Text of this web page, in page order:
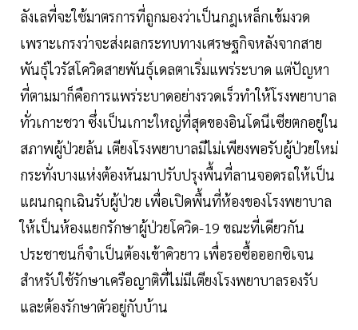
ลังเลที่จะใช้มาตรการที่ถูกมองว่าเป็นกฎเหล็กเข้มงวด
เพราะเกรงว่าจะส่งผลกระทบทางเศรษฐกิจหลังจากสาย
พันธุ์ไวรัสโควิดสายพันธุ์เดลตาเริ่มแพร่ระบาด แต่ปัญหา
ที่ตามมาก็คือการแพร่ระบาดอย่างรวดเร็วทำให้โรงพยาบาล
ทั่วเกาะชวา ซึ่งเป็นเกาะใหญ่ที่สุดของอินโดนีเซียตกอยู่ใน
สภาพผู้ป่วยล้น เตียงโรงพยาบาลมีไม่เพียงพอรับผู้ป่วยใหม่
กระทั่งบางแห่งต้องหันมาปรับปรุงพื้นที่ลานจอดรถให้เป็น
แผนกฉุกเฉินรับผู้ป่วย เพื่อเปิดพื้นที่ห้องของโรงพยาบาล
ให้เป็นห้องแยกรักษาผู้ป่วยโควิด-19 ขณะที่เดียวกัน
ประชาชนก็จำเป็นต้องเข้าคิวยาว เพื่อรอซื้อออกซิเจน
สำหรับใช้รักษาเครือญาติที่ไม่มีเตียงโรงพยาบาลรองรับ
และต้องรักษาตัวอยู่กับบ้าน